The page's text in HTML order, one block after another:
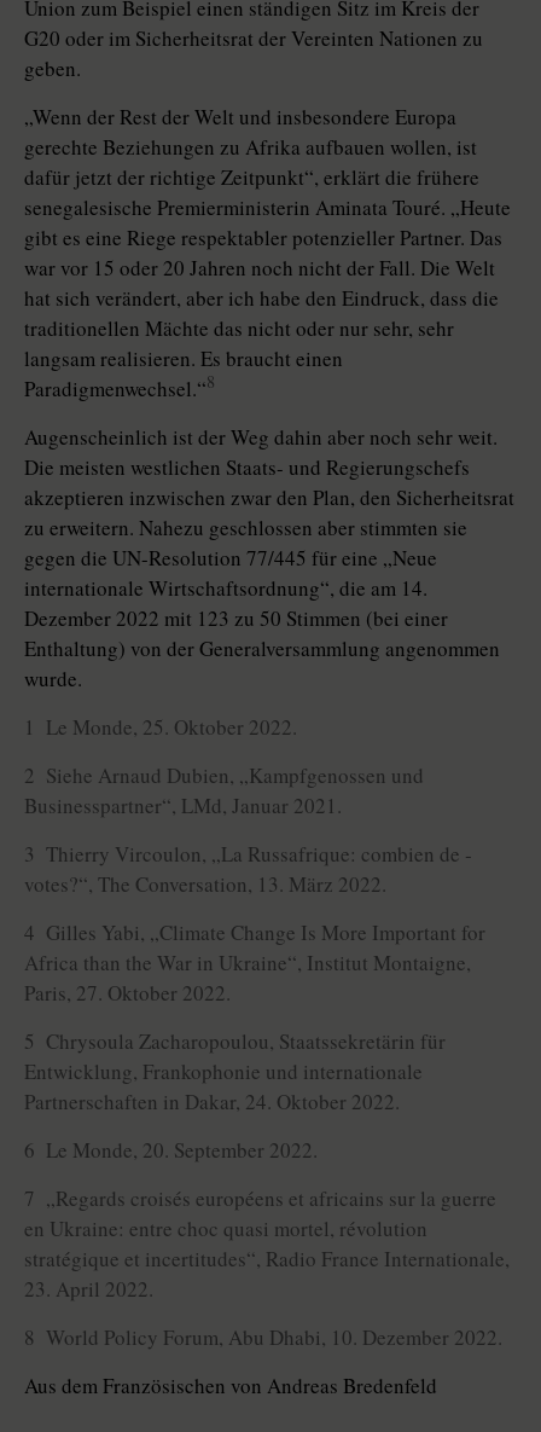
Union zum Beispiel einen ständigen Sitz im Kreis der
G20 oder im Sicherheitsrat der Vereinten Nationen zu
geben.
„Wenn der Rest der Welt und insbesondere Europa
gerechte Beziehungen zu Afrika aufbauen wollen, ist
dafür jetzt der richtige Zeitpunkt“, erklärt die frühere
senegalesische Premierministerin Aminata Touré. „Heute
gibt es eine Riege respektabler potenzieller Partner. Das
war vor 15 oder 20 Jahren noch nicht der Fall. Die Welt
hat sich verändert, aber ich habe den Eindruck, dass die
traditionellen Mächte das nicht oder nur sehr, sehr
langsam realisieren. Es braucht einen
Paradigmenwechsel.“8
Augenscheinlich ist der Weg dahin aber noch sehr weit.
Die meisten westlichen Staats- und Regierungschefs
akzeptieren inzwischen zwar den Plan, den Sicherheitsrat
zu erweitern. Nahezu geschlossen aber stimmten sie
gegen die UN-Resolution 77/445 für eine „Neue
internationale Wirtschaftsordnung“, die am 14.
Dezember 2022 mit 123 zu 50 Stimmen (bei einer
Enthaltung) von der Generalversammlung angenommen
wurde.
1 Le Monde, 25. Oktober 2022.
2 Siehe Arnaud Dubien, „Kampfgenossen und
Businesspartner“, LMd, Januar 2021.
3 Thierry Vircoulon, „La Russafrique: combien de ­
votes?“, The Conversation, 13. März 2022.
4 Gilles Yabi, „Climate Change Is More Important for
Africa than the War in Ukraine“, Institut Montaigne,
Paris, 27. Oktober 2022.
5 Chrysoula Zacharopoulou, Staatssekretärin für
Entwicklung, Frankophonie und internationale
Partnerschaften in Dakar, 24. Oktober 2022.
6 Le Monde, 20. September 2022.
7 „Regards croisés européens et africains sur la guerre
en Ukraine: entre choc quasi mortel, révolution
stratégique et incertitudes“, Radio France Internationale,
23. April 2022.
8 World Policy Forum, Abu Dhabi, 10. Dezember 2022.
Aus dem Französischen von Andreas Bredenfeld